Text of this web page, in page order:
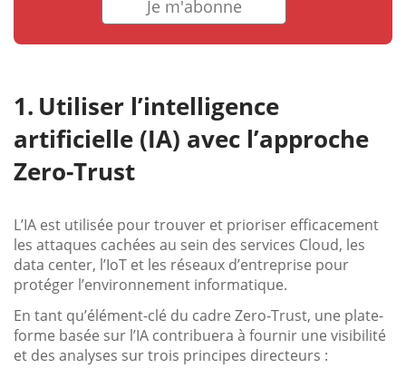
Je m'abonne
Utiliser l’intelligence
artificielle (IA) avec l’approche
Zero-Trust
L’IA est utilisée pour trouver et prioriser efficacement
les attaques cachées au sein des services Cloud, les
data center, l’IoT et les réseaux d’entreprise pour
protéger l’environnement informatique.
En tant qu’élément-clé du cadre Zero-Trust, une plate-
forme basée sur l’IA contribuera à fournir une visibilité
et des analyses sur trois principes directeurs :